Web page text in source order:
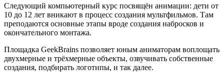
Следующий компьютерный курс посвящён анимации: дети от
10 до 12 лет вникают в процесс создания мультфильмов. Там
преподаются основные этапы вроде создания набросков и
окончательного монтажа.
Площадка GeekBrains позволяет юным аниматорам воплощать
двухмерные и трёхмерные объекты, озвучивать собственные
создания, подбирать логотипы, и так далее.